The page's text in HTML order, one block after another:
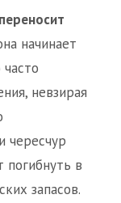
начинает
невзирая
чересчур
погибнуть в
запасов.